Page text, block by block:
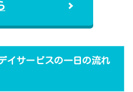
イサービスの一日の流れ